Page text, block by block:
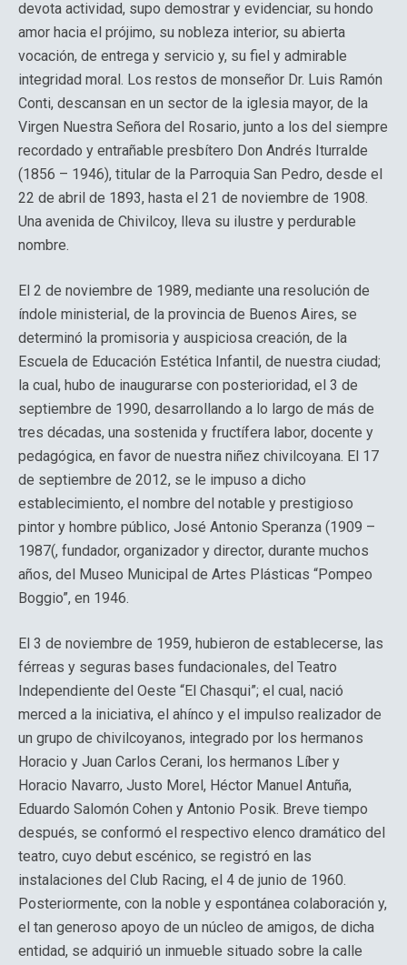
devota actividad, supo demostrar y evidenciar, su hondo
amor hacia el prójimo, su nobleza interior, su abierta
vocación, de entrega y servicio y, su fiel y admirable
integridad moral. Los restos de monseñor Dr. Luis Ramón
Conti, descansan en un sector de la iglesia mayor, de la
Virgen Nuestra Señora del Rosario, junto a los del siempre
recordado y entrañable presbítero Don Andrés Iturralde
(1856 – 1946), titular de la Parroquia San Pedro, desde el
22 de abril de 1893, hasta el 21 de noviembre de 1908.
Una avenida de Chivilcoy, lleva su ilustre y perdurable
nombre.
El 2 de noviembre de 1989, mediante una resolución de
índole ministerial, de la provincia de Buenos Aires, se
determinó la promisoria y auspiciosa creación, de la
Escuela de Educación Estética Infantil, de nuestra ciudad;
la cual, hubo de inaugurarse con posterioridad, el 3 de
septiembre de 1990, desarrollando a lo largo de más de
tres décadas, una sostenida y fructífera labor, docente y
pedagógica, en favor de nuestra niñez chivilcoyana. El 17
de septiembre de 2012, se le impuso a dicho
establecimiento, el nombre del notable y prestigioso
pintor y hombre público, José Antonio Speranza (1909 –
1987(, fundador, organizador y director, durante muchos
años, del Museo Municipal de Artes Plásticas “Pompeo
Boggio”, en 1946.
El 3 de noviembre de 1959, hubieron de establecerse, las
férreas y seguras bases fundacionales, del Teatro
Independiente del Oeste “El Chasqui”; el cual, nació
merced a la iniciativa, el ahínco y el impulso realizador de
un grupo de chivilcoyanos, integrado por los hermanos
Horacio y Juan Carlos Cerani, los hermanos Líber y
Horacio Navarro, Justo Morel, Héctor Manuel Antuña,
Eduardo Salomón Cohen y Antonio Posik. Breve tiempo
después, se conformó el respectivo elenco dramático del
teatro, cuyo debut escénico, se registró en las
instalaciones del Club Racing, el 4 de junio de 1960.
Posteriormente, con la noble y espontánea colaboración y,
el tan generoso apoyo de un núcleo de amigos, de dicha
entidad, se adquirió un inmueble situado sobre la calle